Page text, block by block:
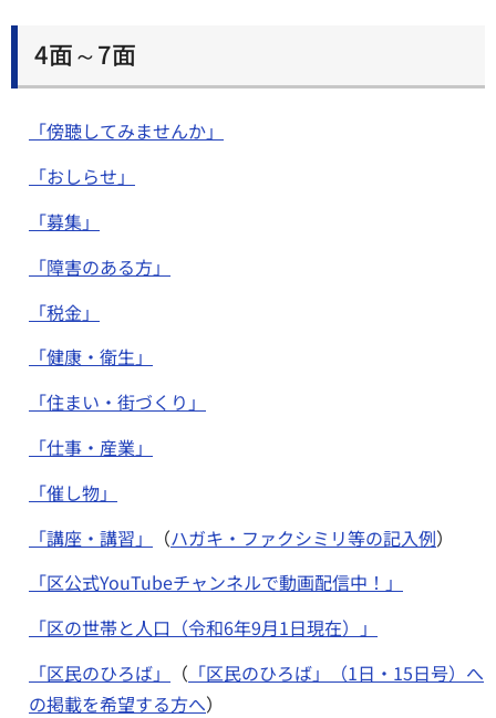
4面～7面
「傍聴してみませんか」
「おしらせ」
「募集」
「障害のある方」
「税金」
「健康・衛生」
「住まい・街づくり」
「仕事・産業」
「催し物」
「講座・講習」
（ハガキ・ファクシミリ等の記入例）
「区公式YouTubeチャンネルで動画配信中！」
「区の世帯と人口（令和6年9月1日現在）」
「区民のひろば」
（ 「区民のひろば」（1日・15日号）へ
の掲載を希望する方へ）